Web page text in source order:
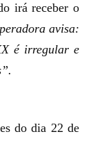
irá receber o
avisa:
é irregular e
do dia 22 de